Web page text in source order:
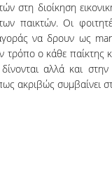
στη διοίκηση
παικτών. Οι
να δρουν ως
ο κάθε παίκτης
αλλά και
ακριβώς συμβαίνει